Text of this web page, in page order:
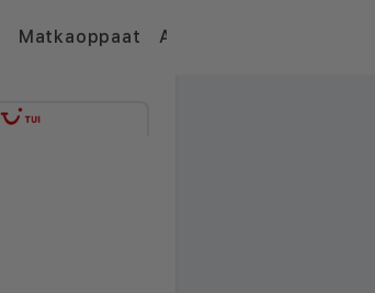
Matkaoppaat Artikkelit